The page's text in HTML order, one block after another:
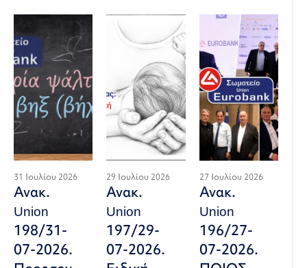
31 Ιουλίου 2026
Ανακ.
Union
198/31-
07-2026.
29 Ιουλίου 2026
Ανακ.
Union
197/29-
07-2026.
27 Ιουλίου 2026
Ανακ.
Union
196/27-
07-2026.